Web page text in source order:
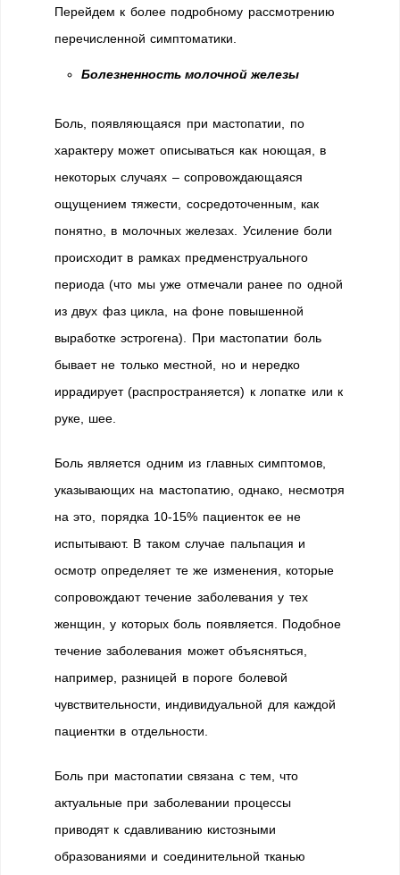
Перейдем к более подробному рассмотрению
перечисленной симптоматики.
Болезненность молочной железы
Боль, появляющаяся при мастопатии, по
характеру может описываться как ноющая, в
некоторых случаях – сопровождающаяся
ощущением тяжести, сосредоточенным, как
понятно, в молочных железах. Усиление боли
происходит в рамках предменструального
периода (что мы уже отмечали ранее по одной
из двух фаз цикла, на фоне повышенной
выработке эстрогена). При мастопатии боль
бывает не только местной, но и нередко
иррадирует (распространяется) к лопатке или к
руке, шее.
Боль является одним из главных симптомов,
указывающих на мастопатию, однако, несмотря
на это, порядка 10-15% пациенток ее не
испытывают. В таком случае пальпация и
осмотр определяет те же изменения, которые
сопровождают течение заболевания у тех
женщин, у которых боль появляется. Подобное
течение заболевания может объясняться,
например, разницей в пороге болевой
чувствительности, индивидуальной для каждой
пациентки в отдельности.
Боль при мастопатии связана с тем, что
актуальные при заболевании процессы
приводят к сдавливанию кистозными
образованиями и соединительной тканью